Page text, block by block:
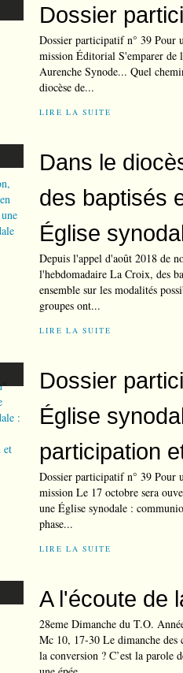
Dossier
Dossier participatif n° 39 Pour
mission Éditorial S'emparer de
Aurenche Synode... Quel
diocèse de...
LIRE LA SUITE
Dans le
des baptisés
Église
Depuis l'appel d'août 2018 de
l'hebdomadaire La Croix, des
ensemble sur les modalités
groupes ont...
LIRE LA SUITE
Dossier
Église
participation
Dossier participatif n° 39 Pour
mission Le 17 octobre sera
une Église synodale :
phase...
LIRE LA SUITE
A l'écoute de
28eme Dimanche du T.O.
Mc 10, 17-30 Le dimanche des
la conversion ? C’est la parole